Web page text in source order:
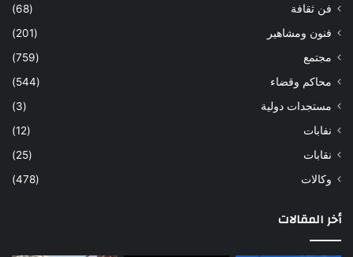
فن ثقافة
(68)
فنون ومشاهير
(201)
مجتمع
(759)
محاكم وقضاء
(544)
مستجدات دولية
(3)
نفابات
(12)
نقابات
(25)
وكالات
(478)
أخر المقالات